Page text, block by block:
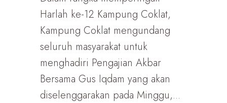
Harlah ke-12 Kampung Coklat,
Kampung Coklat mengundang
seluruh masyarakat untuk
menghadiri Pengajian Akbar
Bersama Gus Iqdam yang akan
diselenggarakan pada Minggu,...